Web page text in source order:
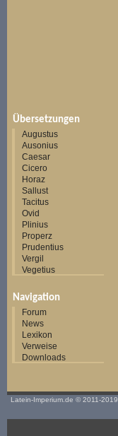
Übersetzungen
Augustus
Ausonius
Caesar
Cicero
Horaz
Sallust
Tacitus
Ovid
Plinius
Properz
Prudentius
Vergil
Vegetius
Navigation
Forum
News
Lexikon
Verweise
Downloads
Latein-Imperium.de © 2011-2019